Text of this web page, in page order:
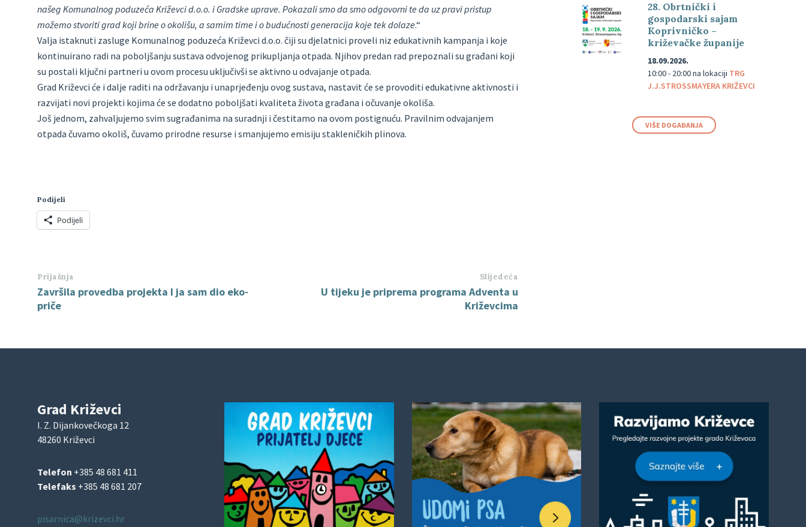
našeg Komunalnog poduzeća Križevci d.o.o. i Gradske uprave. Pokazali smo da smo odgovorni te da uz pravi pristup
možemo stvoriti grad koji brine o okolišu, a samim time i o budućnosti generacija koje tek dolaze.“
Valja istaknuti zasluge Komunalnog poduzeća Križevci d.o.o. čiji su djelatnici proveli niz edukativnih kampanja i koje
kontinuirano radi na poboljšanju sustava odvojenog prikupljanja otpada. Njihov predan rad prepoznali su građani koji
su postali ključni partneri u ovom procesu uključivši se aktivno u odvajanje otpada.
Grad Križevci će i dalje raditi na održavanju i unaprjeđenju ovog sustava, nastavit će se provoditi edukativne aktivnosti i
razvijati novi projekti kojima će se dodatno poboljšati kvaliteta života građana i očuvanje okoliša.
Još jednom, zahvaljujemo svim sugrađanima na suradnji i čestitamo na ovom postignuću. Pravilnim odvajanjem
otpada čuvamo okoliš, čuvamo prirodne resurse i smanjujemo emisiju stakleničkih plinova.
Podijeli
Podijeli
Prijašnja
Završila provedba projekta I ja sam dio eko-
priče
Slijedeća
U tijeku je priprema programa Adventa u
Križevcima
28. Obrtnički i
gospodarski sajam
Koprivničko –
križevačke županije
18.09.2026.
10:00 - 20:00na lokaciji TRG
J.J.STROSSMAYERA KRIŽEVCI
VIŠE DOGAĐANJA
Grad Križevci
I. Z. Dijankovečkoga 12
48260 Križevci
Telefon +385 48 681 411
Telefaks +385 48 681 207
pisarnica@krizevci.hr